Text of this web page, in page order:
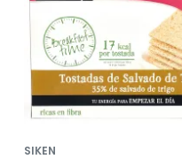
SIKEN